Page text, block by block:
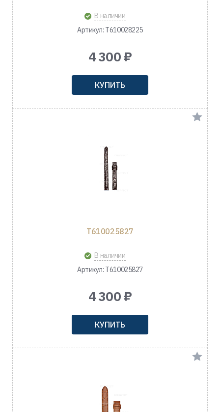
В наличии
Артикул: T610028225
4 300 ₽
КУПИТЬ
T610025827
В наличии
Артикул: T610025827
4 300 ₽
КУПИТЬ